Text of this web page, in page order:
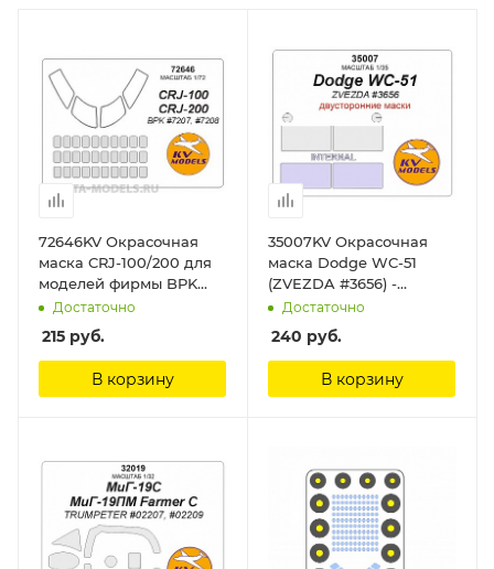
72646KV Окрасочная
маска CRJ-100/200 для
моделей фирмы BPK
Models KV Models
Достаточно
215 руб.
В корзину
35007KV Окрасочная
маска Dodge WC-51
(ZVEZDA #3656) -
(двусторонние маски)
KV Models
Достаточно
240 руб.
В корзину